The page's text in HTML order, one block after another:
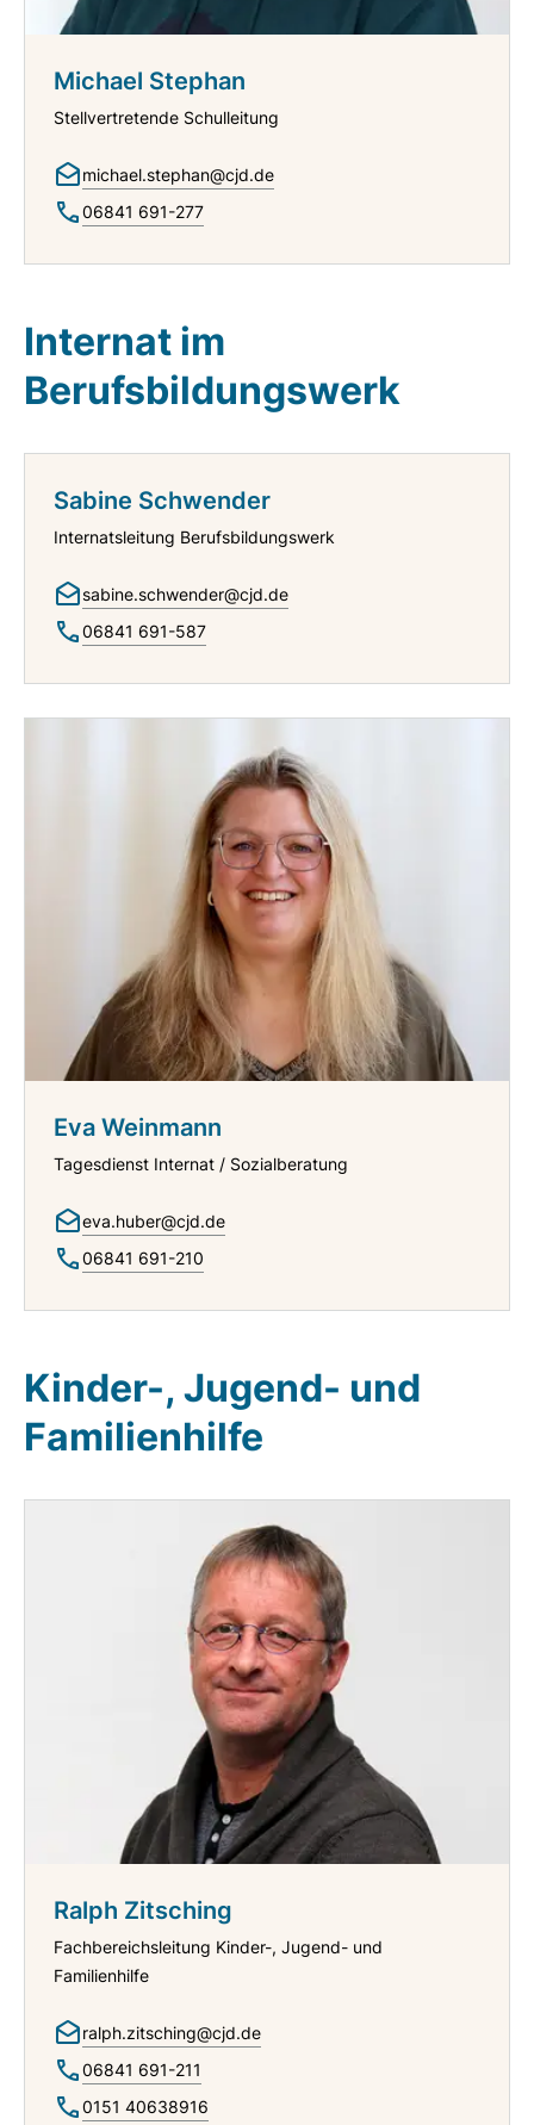
Michael Stephan
Stellvertretende Schulleitung
michael.stephan@cjd.de
06841 691-277
Internat im
Berufsbildungswerk
Sabine Schwender
Internatsleitung Berufsbildungswerk
sabine.schwender@cjd.de
06841 691-587
Eva Weinmann
Tagesdienst Internat / Sozialberatung
eva.huber@cjd.de
06841 691-210
Kinder-, Jugend- und
Familienhilfe
Ralph Zitsching
Fachbereichsleitung Kinder-, Jugend- und
Familienhilfe
ralph.zitsching@cjd.de
06841 691-211
0151 40638916